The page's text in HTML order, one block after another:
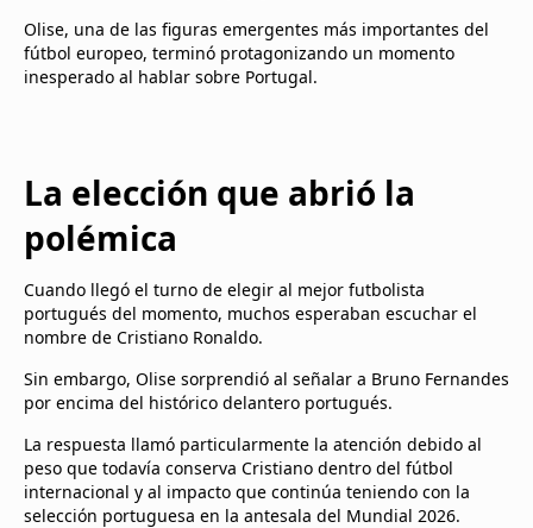
Olise, una de las figuras emergentes más importantes del
fútbol europeo, terminó protagonizando un momento
inesperado al hablar sobre Portugal.
La elección que abrió la
polémica
Cuando llegó el turno de elegir al mejor futbolista
portugués del momento, muchos esperaban escuchar el
nombre de Cristiano Ronaldo.
Sin embargo, Olise sorprendió al señalar a Bruno Fernandes
por encima del histórico delantero portugués.
La respuesta llamó particularmente la atención debido al
peso que todavía conserva Cristiano dentro del fútbol
internacional y al impacto que continúa teniendo con la
selección portuguesa en la antesala del Mundial 2026.